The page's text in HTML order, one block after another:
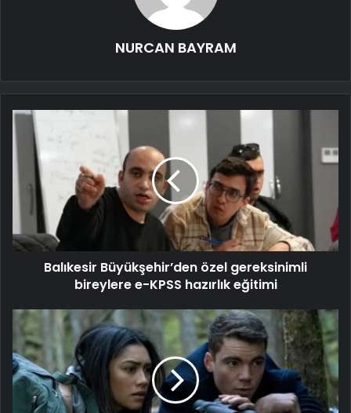
NURCAN BAYRAM
Balıkesir Büyükşehir’den özel gereksinimli
bireylere e-KPSS hazırlık eğitimi